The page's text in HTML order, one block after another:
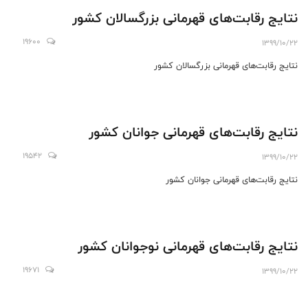
نتایج رقابت‌های قهرمانی بزرگسالان کشور
1399/10/22
19600
نتایج رقابت‌های قهرمانی بزرگسالان کشور
نتایج رقابت‌های قهرمانی جوانان کشور
1399/10/22
19542
نتایج رقابت‌های قهرمانی جوانان کشور
نتایج رقابت‌های قهرمانی نوجوانان کشور
1399/10/22
19671